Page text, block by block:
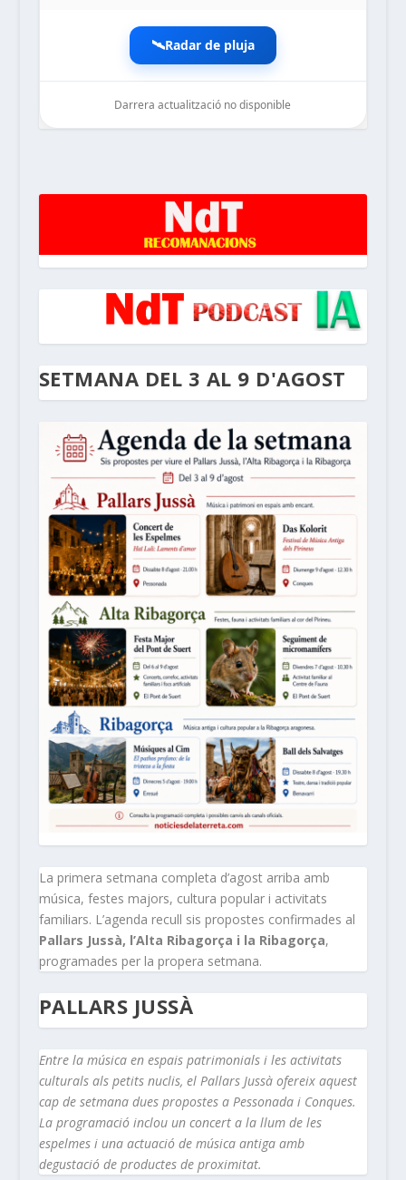
🛰️Radar de pluja
Darrera actualització no disponible
SETMANA DEL 3 AL 9 D'AGOST
La primera setmana completa d’agost arriba amb
música, festes majors, cultura popular i activitats
familiars. L’agenda recull sis propostes confirmades al
Pallars Jussà, l’Alta Ribagorça i la Ribagorça,
programades per la propera setmana.
PALLARS JUSSÀ
Entre la música en espais patrimonials i les activitats
culturals als petits nuclis, el Pallars Jussà ofereix aquest
cap de setmana dues propostes a Pessonada i Conques.
La programació inclou un concert a la llum de les
espelmes i una actuació de música antiga amb
degustació de productes de proximitat.